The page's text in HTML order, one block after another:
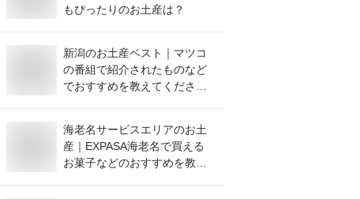
もぴったりのお土産は？
新潟のお土産ベスト｜マツコ
の番組で紹介されたものなど
でおすすめを教えてくださ
海老名サービスエリアのお土
産｜EXPASA海老名で買える
お菓子などのおすすめを教え